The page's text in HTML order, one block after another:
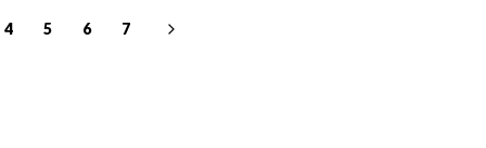
4 5 6 7